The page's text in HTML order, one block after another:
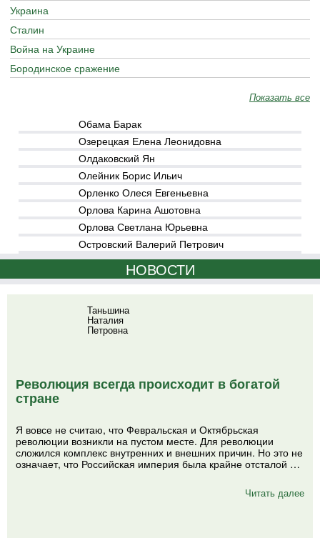
Украина
Сталин
Война на Украине
Бородинское сражение
Показать все
Обама Барак
Озерецкая Елена Леонидовна
Олдаковский Ян
Олейник Борис Ильич
Орленко Олеся Евгеньевна
Орлова Карина Ашотовна
Орлова Светлана Юрьевна
Островский Валерий Петрович
НОВОСТИ
Таньшина
Наталия
Петровна
Революция всегда происходит в богатой
стране
Я вовсе не считаю, что Февральская и Октябрьская
революции возникли на пустом месте. Для революции
сложился комплекс внутренних и внешних причин. Но это не
означает, что Российская империя была крайне отсталой …
Читать далее